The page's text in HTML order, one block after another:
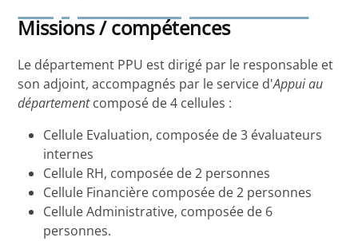
Missions / compétences
Le département PPU est dirigé par le responsable et
son adjoint, accompagnés par le service d'Appui au
départementcomposé de 4 cellules :
Cellule Evaluation, composée de 3 évaluateurs
internes
Cellule RH, composée de 2 personnes
Cellule Financière composée de 2 personnes
Cellule Administrative, composée de 6
personnes.